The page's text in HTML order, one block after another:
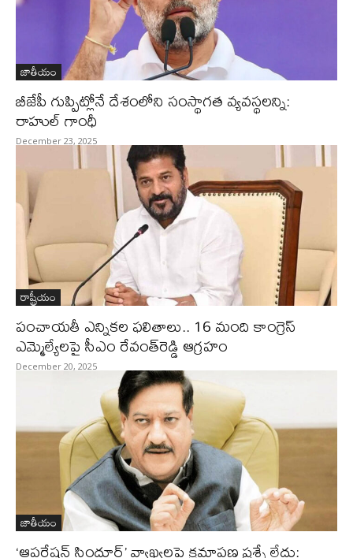
జాతీయం
బీజేపీ గుప్పిట్లోనే దేశంలోని సంస్థాగత వ్యవస్థలన్ని:
రాహుల్ గాంధీ
December 23, 2025
రాష్ట్రీయం
పంచాయతీ ఎన్నికల ఫలితాలు.. 16 మంది కాంగ్రెస్‌
ఎమ్మెల్యేలపై సీఎం రేవంత్‌రెడ్డి ఆగ్రహం
December 20, 2025
జాతీయం
‘ఆపరేషన్ సిందూర్’ వ్యాఖ్యలపై క్షమాపణ ప్రశ్నే లేదు: